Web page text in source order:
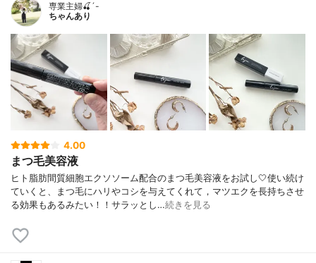
専業主婦🍒´-
ちゃんあり
4.00
まつ毛美容液
ヒト脂肪間質細胞エクソソーム配合のまつ毛美容液をお試し🤍使い続け
ていくと、まつ毛にハリやコシを与えてくれて，マツエクを長持ちさせ
る効果もあるみたい！！サラッとし…続きを見る